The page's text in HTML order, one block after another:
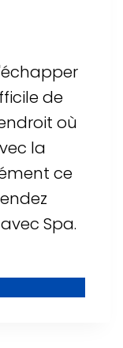
de
où
la
ce
Spa.